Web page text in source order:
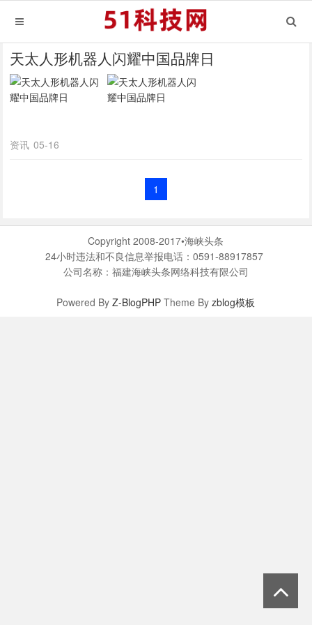
天太人形机器人闪耀中国品牌日
资讯 05-16
1
Copyright 2008-2017•海峡头条
24小时违法和不良信息举报电话：0591-88917857
公司名称：福建海峡头条网络科技有限公司
Powered ByZ-BlogPHP Theme Byzblog模板